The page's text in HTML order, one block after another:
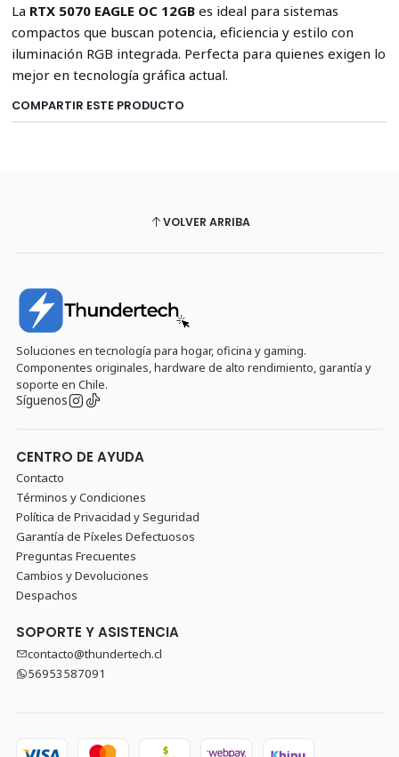
La RTX 5070 EAGLE OC 12GBes ideal para sistemas
compactos que buscan potencia, eficiencia y estilo con
iluminación RGB integrada. Perfecta para quienes exigen lo
mejor en tecnología gráfica actual.
COMPARTIR ESTE PRODUCTO
VOLVER ARRIBA
Soluciones en tecnología para hogar, oficina y gaming.
Componentes originales, hardware de alto rendimiento, garantía y
soporte en Chile.
Síguenos
CENTRO DE AYUDA
Contacto
Términos y Condiciones
Política de Privacidad y Seguridad
Garantía de Píxeles Defectuosos
Preguntas Frecuentes
Cambios y Devoluciones
Despachos
SOPORTE Y ASISTENCIA
contacto@thundertech.cl
56953587091